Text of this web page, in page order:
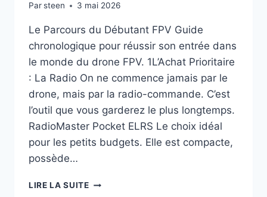
Parsteen 3 mai 2026
Le Parcours du Débutant FPV Guide
chronologique pour réussir son entrée dans
le monde du drone FPV. 1L’Achat Prioritaire
: La Radio On ne commence jamais par le
drone, mais par la radio-commande. C’est
l’outil que vous garderez le plus longtemps.
RadioMaster Pocket ELRS Le choix idéal
pour les petits budgets. Elle est compacte,
possède…
LIRE LA SUITEGUIDE